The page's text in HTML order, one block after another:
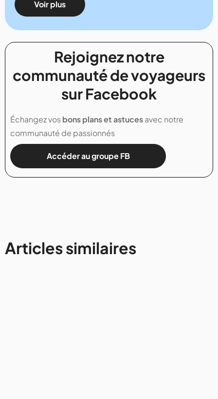
Voir plus
Rejoignez notre
communauté de voyageurs
sur Facebook
Échangez vosbons plans et astucesavec notre
communauté de passionnés
Accéder au groupe FB
Articles similaires